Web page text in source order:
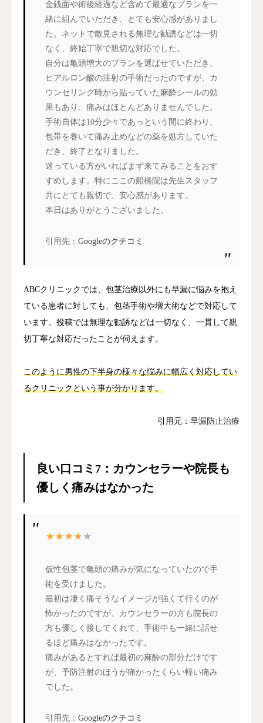
金銭面や術後経過など含めて最適なプランを一
緒に組んでいただき、とても安心感がありまし
た。ネットで散見される無理な勧誘などは一切
なく、終始丁寧で親切な対応でした。
自分は亀頭増大のプランを選ばせていただき、
ヒアルロン酸の注射の手術だったのですが、カ
ウンセリング時から貼っていた麻酔シールの効
果もあり、痛みはほとんどありませんでした。
手術自体は10分少々であっという間に終わり、
包帯を巻いて痛み止めなどの薬を処方していた
だき、終了となりました。
迷っている方がいればまず来てみることをおす
すめします。特にここの船橋院は先生スタッフ
共にとても親切で、安心感があります。
本日はありがとうございました。
引用先： Googleのクチコミ
ABCクリニックでは、包茎治療以外にも早漏に悩みを抱え
ている患者に対しても、包茎手術や増大術などで対応して
います。投稿では無理な勧誘などは一切なく、一貫して親
切丁寧な対応だったことが伺えます。
このように男性の下半身の様々な悩みに幅広く対応してい
るクリニックという事が分かります。
引用元： 早漏防止治療
良い口コミ7：カウンセラーや院長も
優しく痛みはなかった
仮性包茎で亀頭の痛みが気になっていたので手
術を受けました。
最初は凄く痛そうなイメージが強くて行くのが
怖かったのですが、カウンセラーの方も院長の
方も優しく接してくれて、手術中も一緒に話せ
るほど痛みはなかったです。
痛みがあるとすれば最初の麻酔の部分だけです
が、予防注射のほうが痛かったくらい軽い痛み
でした。
引用先： Googleのクチコミ